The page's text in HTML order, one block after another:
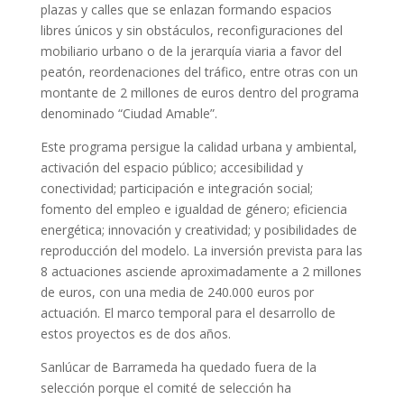
plazas y calles que se enlazan formando espacios
libres únicos y sin obstáculos, reconfiguraciones del
mobiliario urbano o de la jerarquía viaria a favor del
peatón, reordenaciones del tráfico, entre otras con un
montante de 2 millones de euros dentro del programa
denominado “Ciudad Amable”.
Este programa persigue la calidad urbana y ambiental,
activación del espacio público; accesibilidad y
conectividad; participación e integración social;
fomento del empleo e igualdad de género; eficiencia
energética; innovación y creatividad; y posibilidades de
reproducción del modelo. La inversión prevista para las
8 actuaciones asciende aproximadamente a 2 millones
de euros, con una media de 240.000 euros por
actuación. El marco temporal para el desarrollo de
estos proyectos es de dos años.
Sanlúcar de Barrameda ha quedado fuera de la
selección porque el comité de selección ha